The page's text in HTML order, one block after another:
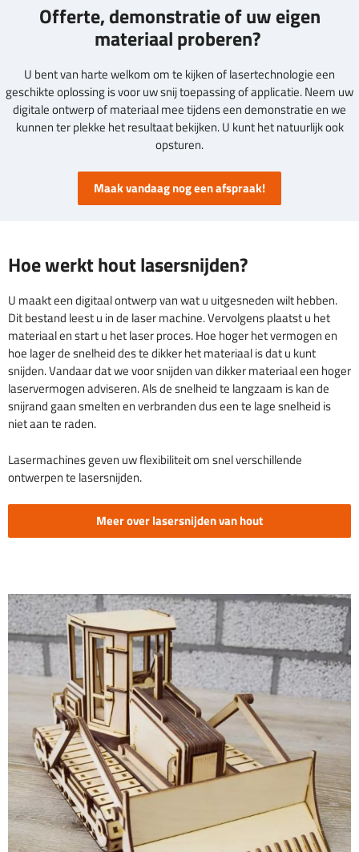
Offerte, demonstratie of uw eigen
materiaal proberen?
U bent van harte welkom om te kijken of lasertechnologie een
geschikte oplossing is voor uw snij toepassing of applicatie. Neem uw
digitale ontwerp of materiaal mee tijdens een demonstratie en we
kunnen ter plekke het resultaat bekijken. U kunt het natuurlijk ook
opsturen.
Maak vandaag nog een afspraak!
Hoe werkt hout lasersnijden?
U maakt een digitaal ontwerp van wat u uitgesneden wilt hebben.
Dit bestand leest u in de laser machine. Vervolgens plaatst u het
materiaal en start u het laser proces. Hoe hoger het vermogen en
hoe lager de snelheid des te dikker het materiaal is dat u kunt
snijden. Vandaar dat we voor snijden van dikker materiaal een hoger
laservermogen adviseren. Als de snelheid te langzaam is kan de
snijrand gaan smelten en verbranden dus een te lage snelheid is
niet aan te raden.
Lasermachines geven uw flexibiliteit om snel verschillende
ontwerpen te lasersnijden.
Meer over lasersnijden van hout